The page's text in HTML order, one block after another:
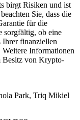
birgt Risiken und ist
Sie, dass die
für die
sorgfältig, ob eine
Ihrer finanziellen
Informationen
Besitz von Krypto-
Park, Triq Mikiel